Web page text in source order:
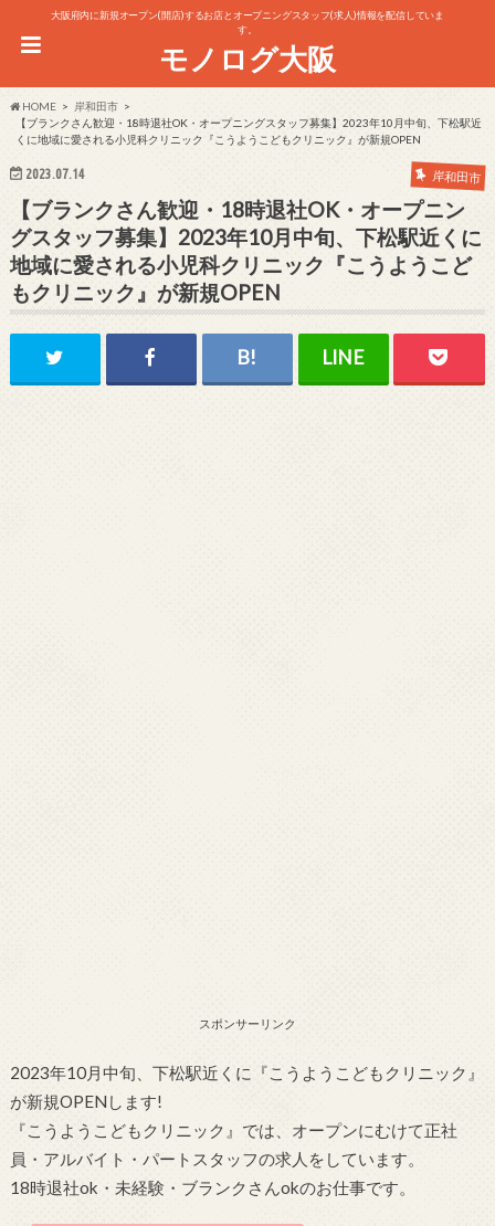
大阪府内に新規オープン(開店)するお店とオープニングスタッフ(求人)情報を配信していま
す。
モノログ大阪
HOME
岸和田市
【ブランクさん歓迎・18時退社OK・オープニングスタッフ募集】2023年10月中旬、下松駅近
くに地域に愛される小児科クリニック『こうようこどもクリニック』が新規OPEN
2023.07.14 岸和田市
【ブランクさん歓迎・18時退社OK・オープニン
グスタッフ募集】2023年10月中旬、下松駅近くに
地域に愛される小児科クリニック『こうようこど
もクリニック』が新規OPEN
スポンサーリンク
2023年10月中旬、下松駅近くに『こうようこどもクリニック』
が新規OPENします!
『こうようこどもクリニック』では、オープンにむけて正社
員・アルバイト・パートスタッフの求人をしています。
18時退社ok・未経験・ブランクさんokのお仕事です。